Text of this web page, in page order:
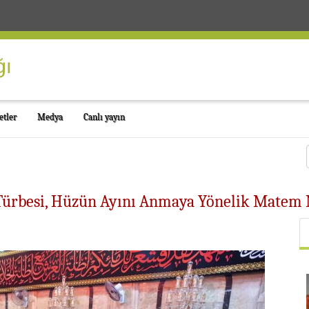
Medya Canlı yayın
Hüzün Ayını Anmaya Yönelik